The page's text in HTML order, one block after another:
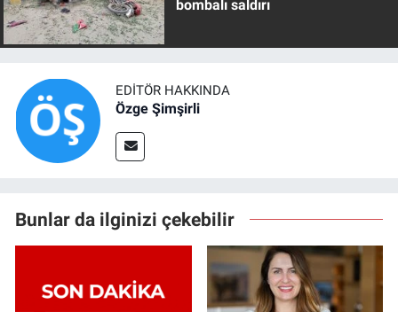
bombalı saldırı
EDITÖR HAKKINDA
Özge Şimşirli
Bunlar da ilginizi çekebilir